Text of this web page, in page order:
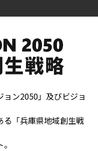
ン2050」及びビジョ
る「兵庫県地域創生戦